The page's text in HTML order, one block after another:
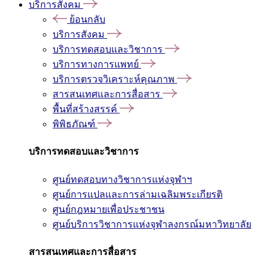
บริการสังคม
ย้อนกลับ
บริการสังคม
บริการทดสอบและวิชาการ
บริการทางการแพทย์
บริการตรวจวิเคราะห์คุณภาพ
สารสนเทศและการสื่อสาร
พื้นที่สร้างสรรค์
พิพิธภัณฑ์
บริการทดสอบและวิชาการ
ศูนย์ทดสอบทางวิชาการแห่งจุฬาฯ
ศูนย์การแปลและการล่ามเฉลิมพระเกียรติ
ศูนย์กฎหมายเพื่อประชาชน
ศูนย์บริการวิชาการแห่งจุฬาลงกรณ์มหาวิทยาลัย
สารสนเทศและการสื่อสาร